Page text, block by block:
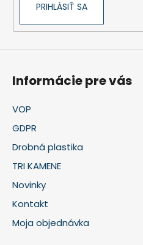
PRIHLÁSIŤ SA
Informácie pre vás
VOP
GDPR
Drobná plastika
TRI KAMENE
Novinky
Kontakt
Moja objednávka